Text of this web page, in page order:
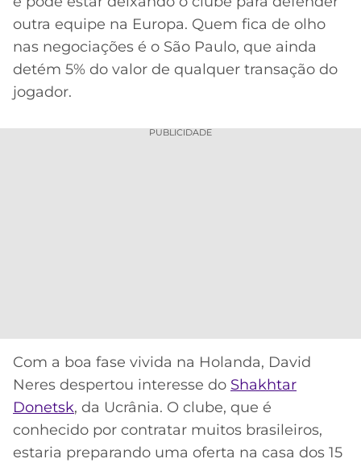
INDICAÇÃO
BET365
CÓDIGO
CASSINOS
ONLINE
2026
SÃO
PAULO
GRÊMIO
ATLÉTICO
MG
LIBERTADORES
COPA
DO
BRASIL
LALIGA
BOLA
PALPITES
outra equipe na Europa. Quem fica de olho
nas negociações é o São Paulo, que ainda
detém 5% do valor de qualquer transação do
jogador.
PUBLICIDADE
Com a boa fase vivida na Holanda, David
Neres despertou interesse do Shakhtar
Donetsk, da Ucrânia. O clube, que é
conhecido por contratar muitos brasileiros,
estaria preparando uma oferta na casa dos 15